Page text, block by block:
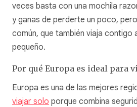
veces basta con una mochila
y ganas de perderte un poco,
común, que también viaja contigo
pequeño.
Por qué Europa es ideal para
Europa es una de las mejores
viajar solo porque combina